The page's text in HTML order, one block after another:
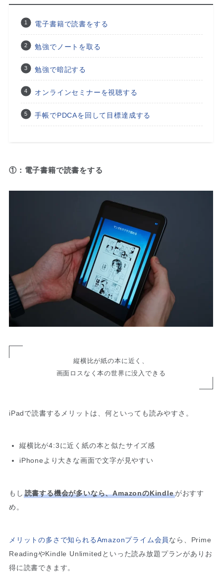
電子書籍で読書をする
勉強でノートを取る
勉強で暗記する
オンラインセミナーを視聴する
手帳でPDCAを回して目標達成する
①：電子書籍で読書をする
縦横比が紙の本に近く、
画面ロスなく本の世界に没入できる
iPadで読書するメリットは、何といっても読みやすさ。
縦横比が4:3に近く紙の本と似たサイズ感
iPhoneより大きな画面で文字が見やすい
もし 読書する機会が多いなら、AmazonのKindleがおすす
め。
メリットの多さで知られるAmazonプライム会員 なら、Prime
ReadingやKindle Unlimitedといった読み放題プランがありお
得に読書できます。